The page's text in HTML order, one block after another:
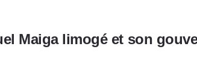
Maiga limogé et son